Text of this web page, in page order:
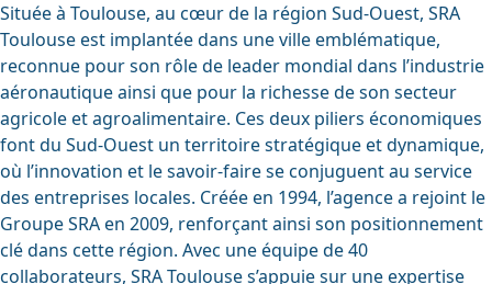
Située à Toulouse, au cœur de la région Sud-Ouest, SRA
Toulouse est implantée dans une ville emblématique,
reconnue pour son rôle de leader mondial dans l’industrie
aéronautique ainsi que pour la richesse de son secteur
agricole et agroalimentaire. Ces deux piliers économiques
font du Sud-Ouest un territoire stratégique et dynamique,
où l’innovation et le savoir-faire se conjuguent au service
des entreprises locales. Créée en 1994, l’agence a rejoint le
Groupe SRA en 2009, renforçant ainsi son positionnement
clé dans cette région. Avec une équipe de 40
collaborateurs, SRA Toulouse s’appuie sur une expertise